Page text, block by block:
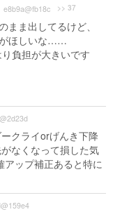
e8b9a@fb18c >> 37
ま出してるけど、
がほしいな……
負担が大きいです
クライorげんき下降
なくなって損した気
ップ補正あると特に